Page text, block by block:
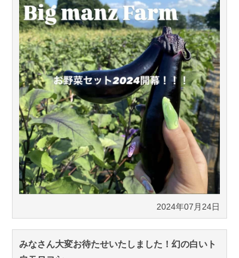
2024年07月24日
みなさん大変お待たせいたしました！幻の白いト